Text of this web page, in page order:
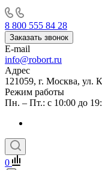
8 800 555 84 28
Заказать звонок
E-mail
info@robort.ru
Адрес
121059, г. Москва, ул.
Режим работы
Пн. – Пт.: с 10:00 до
0